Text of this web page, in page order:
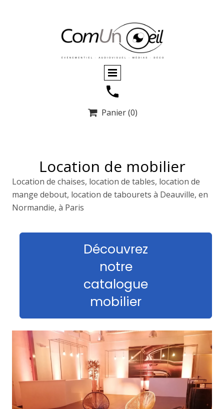
 Panier(0)
Location de mobilier
Location de chaises, location de tables, location de
mange debout, location de tabourets à Deauville, en
Normandie, à Paris
Découvrez
notre
catalogue
mobilier